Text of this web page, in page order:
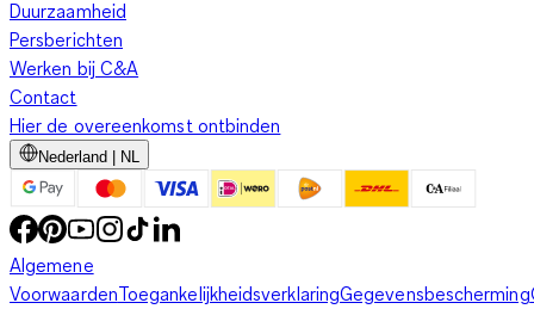
Duurzaamheid
Persberichten
Werken bij C&A
Contact
Hier de overeenkomst ontbinden
Nederland | NL
Algemene
VoorwaardenToegankelijkheidsverklaringGegevensbescherming